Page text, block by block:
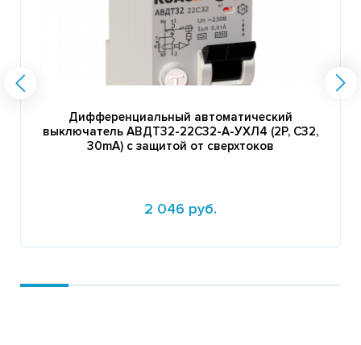
Дифференциальный автоматический
выключатель АВДТ32-22C32-A-УХЛ4 (2P, C32,
30mA) с защитой от сверхтоков
2 046 руб.